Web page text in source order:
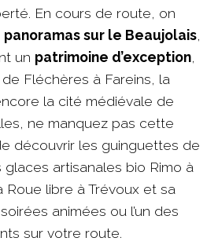
En cours de route, on
panoramas sur le Beaujolais,
un patrimoine d’exception,
Fléchères à Fareins, la
la cité médiévale de
ne manquez pas cette
découvrir les guinguettes de
artisanales bio Rimo à
libre à Trévoux et sa
animées ou l’un des
sur votre route.